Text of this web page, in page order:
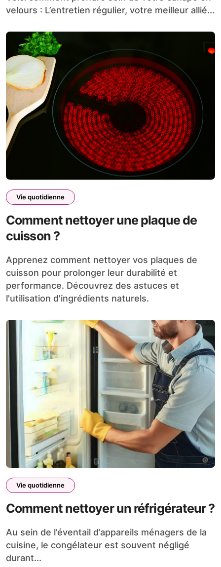
velours : L’entretien régulier, votre meilleur allié...
Vie quotidienne
Comment nettoyer une plaque de
cuisson ?
Apprenez comment nettoyer vos plaques de
cuisson pour prolonger leur durabilité et
performance. Découvrez des astuces et
l'utilisation d'ingrédients naturels.
Vie quotidienne
Comment nettoyer un réfrigérateur ?
Au sein de l’éventail d’appareils ménagers de la
cuisine, le congélateur est souvent négligé
durant...